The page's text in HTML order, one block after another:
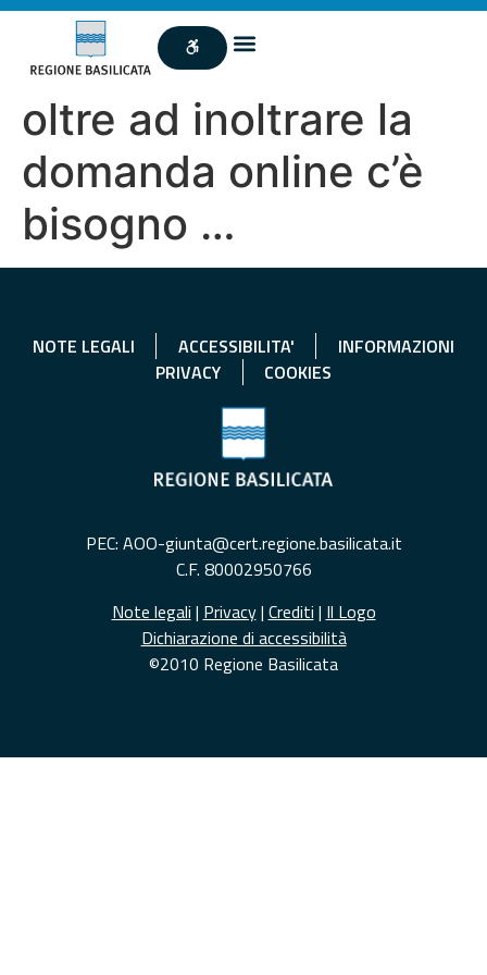
oltre ad inoltrare la
domanda online c’è
bisogno …
NOTE LEGALI ACCESSIBILITA'
INFORMAZIONI
PRIVACY
COOKIES
PEC: AOO-giunta@cert.regione.basilicata.it
C.F. 80002950766
Note legali | Privacy| Crediti | Il Logo
Dichiarazione di accessibilità
©2010 Regione Basilicata